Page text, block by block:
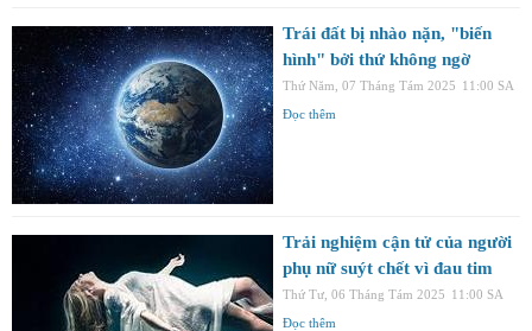
Trái đất bị nhào nặn, "biến
hình" bởi thứ không ngờ
Thứ Năm, 07 Tháng Tám 2025 11:00 SA
Đọc thêm
Trải nghiệm cận tử của người
phụ nữ suýt chết vì đau tim
Thứ Tư, 06 Tháng Tám 2025 11:00 SA
Đọc thêm